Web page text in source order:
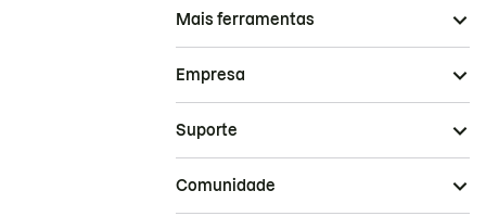
Mais ferramentas
Empresa
Suporte
Comunidade